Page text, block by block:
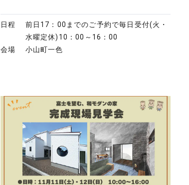
日程
前日17：00までのご予約で毎日受付(火・
水曜定休) 10：00～16：00
会場
小山町一色